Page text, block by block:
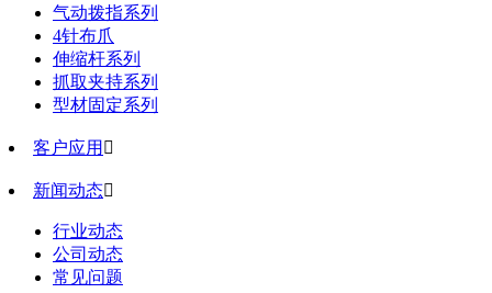
气动拨指系列
4针布爪
伸缩杆系列
抓取夹持系列
型材固定系列
客户应用 
新闻动态
行业动态
公司动态
常见问题